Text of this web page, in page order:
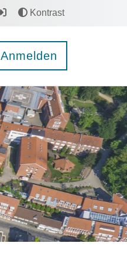
Kontrast
Anmelden